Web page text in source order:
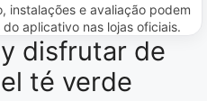
instalações e avaliação podem
aplicativo nas lojas oficiais.
disfrutar de
té verde